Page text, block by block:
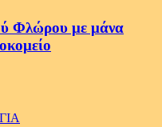
Φλώρου με μάνα